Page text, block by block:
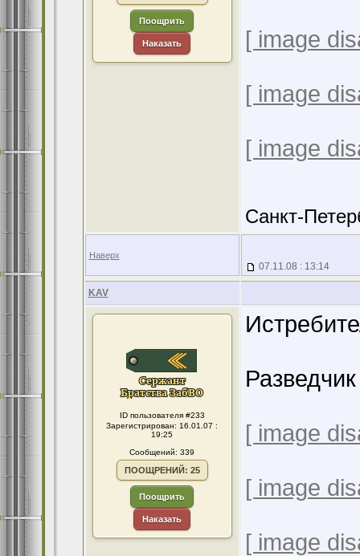
Поощрить
Наказать [ image
[ image
[ image
Санкт-
Наверх
07.11.08 : 13:14
KAV
ID пользователя #233
Зарегистрирован: 16.01.07 :
19:25
Сообщений: 339
ПООЩРЕНИЙ: 25
Поощрить
Наказать
[ image
[ image
[ image